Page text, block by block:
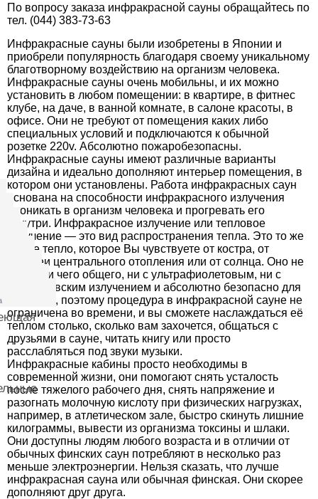
По вопросу заказа инфракрасной сауны обращайтесь по
тел. (044) 383-73-63
Инфракрасные сауны были изобретены в Японии и
приобрели популярность благодаря своему уникальному
благотворному воздействию на организм человека.
Инфракрасные сауны очень мобильны, и их можно
установить в любом помещении: в квартире, в фитнес
клубе, на даче, в ванной комнате, в салоне красоты, в
офисе. Они не требуют от помещения каких либо
специальных условий и подключаются к обычной
розетке 220v. Абсолютно пожаробезопасны.
Инфракрасные сауны имеют различные варианты
дизайна и идеально дополняют интерьер помещения, в
котором они установлены. Работа инфракрасных саун
основана на способности инфракрасного излучения
проникать в организм человека и прогревать его
изнутри. Инфракрасное излучение или тепловое
излучение — это вид распространения тепла. Это то же
самое тепло, которое Вы чувствуете от костра, от
батареи центрального отопления или от солнца. Оно не
имеет ни чего общего, ни с ультрафиолетовым, ни с
рентгеновским излучением и абсолютно безопасно для
человека, поэтому процедура в инфракрасной сауне не
ограничена во времени, и вы сможете наслаждаться её
теплом столько, сколько вам захочется, общаться с
друзьями в сауне, читать книгу или просто
расслабляться под звуки музыки.
Инфракрасные кабины просто необходимы в
современной жизни, они помогают снять усталость
после тяжелого рабочего дня, снять напряжение и
разогнать молочную кислоту при физических нагрузках,
например, в атлетическом зале, быстро скинуть лишние
килограммы, вывести из организма токсины и шлаки.
Они доступны людям любого возраста и в отличии от
обычных финских саун потребляют в несколько раз
меньше электроэнергии. Нельзя сказать, что лучше
инфракрасная сауна или обычная финская. Они скорее
дополняют друг друга.